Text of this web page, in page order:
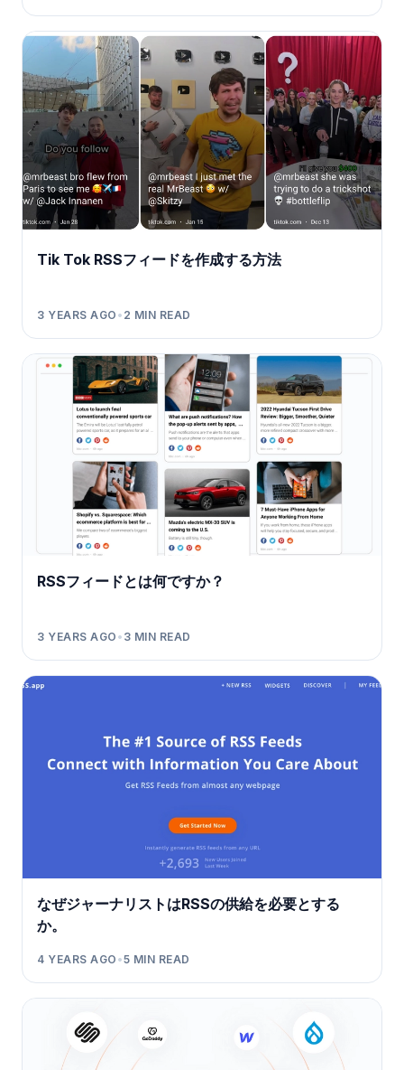
Tik Tok RSSフィードを作成する方法
3 YEARS AGO • 2 MIN READ
RSSフィードとは何ですか？
3 YEARS AGO • 3 MIN READ
なぜジャーナリストはRSSの供給を必要とする
か。
4 YEARS AGO •5 MIN READ